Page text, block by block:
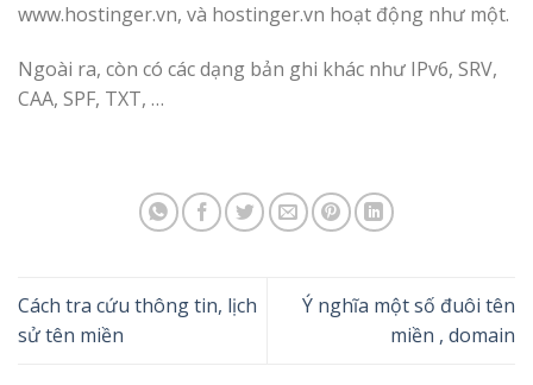
www.hostinger.vn, và hostinger.vn hoạt động như một.
Ngoài ra, còn có các dạng bản ghi khác như IPv6, SRV,
CAA, SPF, TXT, …
Cách tra cứu thông tin, lịch
sử tên miền
Ý nghĩa một số đuôi tên
miền , domain